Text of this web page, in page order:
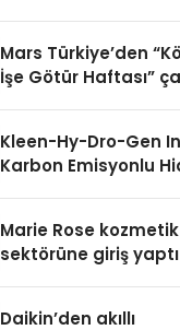
Mars Türkiye’den
İşe Götür Haftası”
Kleen-Hy-Dro-Gen
Karbon Emisyonlu
Aldı
Marie Rose kozmetik
sektörüne giriş yaptı
Daikin’den akıllı